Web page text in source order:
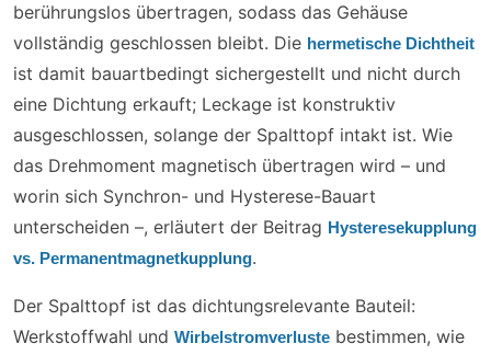
berührungslos übertragen, sodass das Gehäuse
vollständig geschlossen bleibt. Die hermetische Dichtheit
ist damit bauartbedingt sichergestellt und nicht durch
eine Dichtung erkauft; Leckage ist konstruktiv
ausgeschlossen, solange der Spalttopf intakt ist. Wie
das Drehmoment magnetisch übertragen wird – und
worin sich Synchron- und Hysterese-Bauart
unterscheiden –, erläutert der Beitrag Hysteresekupplung
vs. Permanentmagnetkupplung.
Der Spalttopf ist das dichtungsrelevante Bauteil:
Werkstoffwahl und Wirbelstromverluste bestimmen, wie